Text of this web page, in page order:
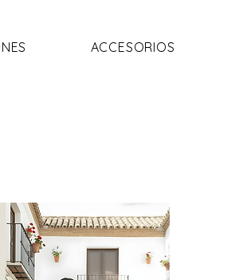
ACCESORIOS